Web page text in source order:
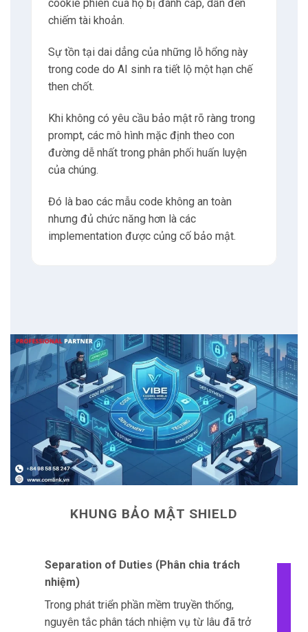
cookie phiên của họ bị đánh cắp, dẫn đến
chiếm tài khoản.
Sự tồn tại dai dẳng của những lỗ hổng này
trong code do AI sinh ra tiết lộ một hạn chế
then chốt.
Khi không có yêu cầu bảo mật rõ ràng trong
prompt, các mô hình mặc định theo con
đường dễ nhất trong phân phối huấn luyện
của chúng.
Đó là bao các mẫu code không an toàn
nhưng đủ chức năng hơn là các
implementation được củng cố bảo mật.
KHUNG BẢO MẬT SHIELD
Separation of Duties (Phân chia trách
nhiệm)
Trong phát triển phần mềm truyền thống,
nguyên tắc phân tách nhiệm vụ từ lâu đã trở